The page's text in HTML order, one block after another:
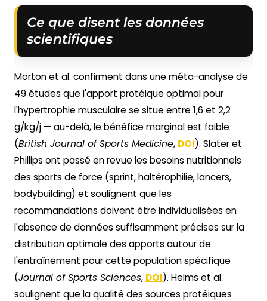
Ce que disent les données
scientifiques
Morton et al. confirment dans une méta-analyse de
49 études que l'apport protéique optimal pour
l'hypertrophie musculaire se situe entre 1,6 et 2,2
g/kg/j — au-delà, le bénéfice marginal est faible
(British Journal of Sports Medicine, DOI). Slater et
Phillips ont passé en revue les besoins nutritionnels
des sports de force (sprint, haltérophilie, lancers,
bodybuilding) et soulignent que les
recommandations doivent être individualisées en
l'absence de données suffisamment précises sur la
distribution optimale des apports autour de
l'entraînement pour cette population spécifique
(Journal of Sports Sciences, DOI). Helms et al.
soulignent que la qualité des sources protéiques